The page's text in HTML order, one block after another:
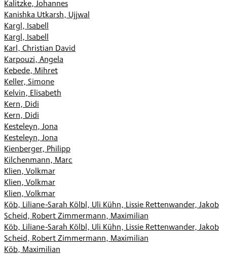
Kalitzke, Johannes
Kanishka Utkarsh, Ujjwal
Kargl, Isabell
Kargl, Isabell
Karl, Christian David
Karpouzi, Angela
Kebede, Mihret
Keller, Simone
Kelvin, Elisabeth
Kern, Didi
Kern, Didi
Kesteleyn, Jona
Kesteleyn, Jona
Kienberger, Philipp
Kilchenmann, Marc
Klien, Volkmar
Klien, Volkmar
Klien, Volkmar
Köb, Liliane-Sarah Kölbl, Uli Kühn, Lissie Rettenwander, Jakob
Scheid, Robert Zimmermann, Maximilian
Köb, Liliane-Sarah Kölbl, Uli Kühn, Lissie Rettenwander, Jakob
Scheid, Robert Zimmermann, Maximilian
Köb, Maximilian